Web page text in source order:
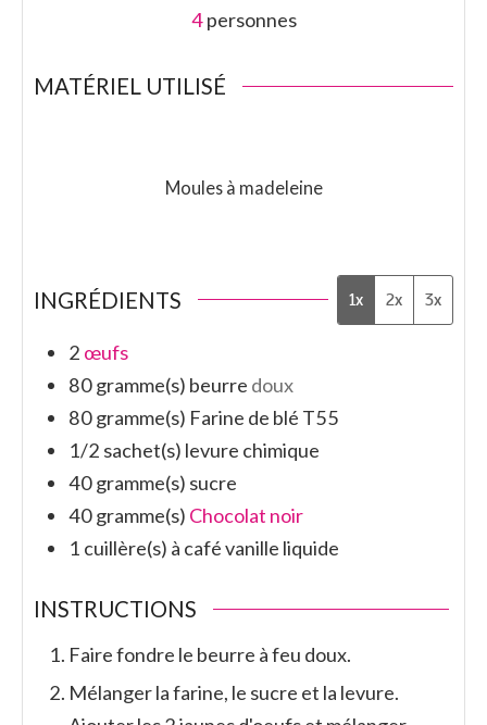
4 personnes
MATÉRIEL UTILISÉ
Moules à madeleine
INGRÉDIENTS 1x 2x 3x
2 œufs
80gramme(s) beurre doux
80gramme(s) Farine de blé T55
1/2 sachet(s) levure chimique
40gramme(s) sucre
40gramme(s) Chocolat noir
1 cuillère(s) à cafévanille liquide
INSTRUCTIONS
Faire fondre le beurre à feu doux.
Mélanger la farine, le sucre et la levure.